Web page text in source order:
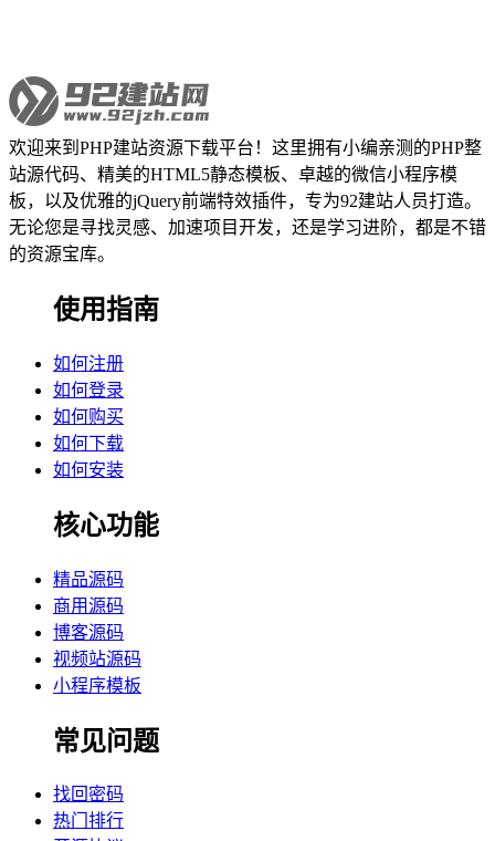
欢迎来到PHP建站资源下载平台！这里拥有小编亲测的PHP整
站源代码、精美的HTML5静态模板、卓越的微信小程序模
板，以及优雅的jQuery前端特效插件，专为92建站人员打造。
无论您是寻找灵感、加速项目开发，还是学习进阶，都是不错
的资源宝库。
使用指南
如何注册
如何登录
如何购买
如何下载
如何安装
核心功能
精品源码
商用源码
博客源码
视频站源码
小程序模板
常见问题
找回密码
热门排行